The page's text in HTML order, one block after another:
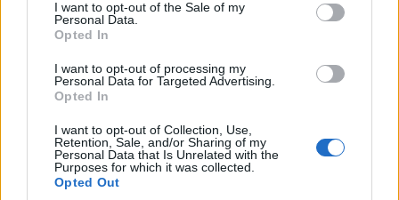
I want to opt-out of the Sale of my
Personal Data.
Opted In
I want to opt-out of processing my
Personal Data for Targeted Advertising.
Opted In
I want to opt-out of Collection, Use,
Retention, Sale, and/or Sharing of my
Personal Data that Is Unrelated with the
Purposes for which it was collected.
Opted Out
radi na ispunjavanju svojih obećanja. I dalje je
izvrsnog zdravlja", poručio je glasnogovornik Bijele
kuće Davis Ingle.
Podsjetimo, Trumpu je prošle godine
dijagnosticirana kronična venska insuficijencija,
stanje koje je često kod starijih osoba i koje
otežava povrat krvi iz nogu prema srcu. Posljednjih
mjeseci više su puta zabilježene i modrice na